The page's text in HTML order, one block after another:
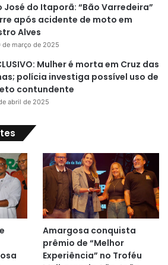
José do Itaporã: “Bão Varredeira”
após acidente de moto em
Alves
de março de 2025
Mulher é morta em Cruz das
polícia investiga possível uso de
contundente
abril de 2025
Amargosa conquista
prêmio de “Melhor
Experiência” no Troféu